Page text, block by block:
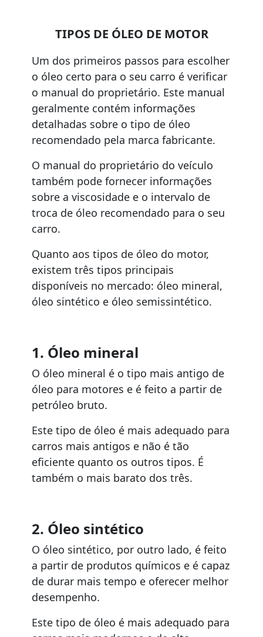
TIPOS DE ÓLEO DE MOTOR
Um dos primeiros passos para escolher
o óleo certo para o seu carro é verificar
o manual do proprietário. Este manual
geralmente contém informações
detalhadas sobre o tipo de óleo
recomendado pela marca fabricante.
O manual do proprietário do veículo
também pode fornecer informações
sobre a viscosidade e o intervalo de
troca de óleo recomendado para o seu
carro.
Quanto aos tipos de óleo do motor,
existem três tipos principais
disponíveis no mercado: óleo mineral,
óleo sintético e óleo semissintético.
1. Óleo mineral
O óleo mineral é o tipo mais antigo de
óleo para motores e é feito a partir de
petróleo bruto.
Este tipo de óleo é mais adequado para
carros mais antigos e não é tão
eficiente quanto os outros tipos. É
também o mais barato dos três.
2. Óleo sintético
O óleo sintético, por outro lado, é feito
a partir de produtos químicos e é capaz
de durar mais tempo e oferecer melhor
desempenho.
Este tipo de óleo é mais adequado para